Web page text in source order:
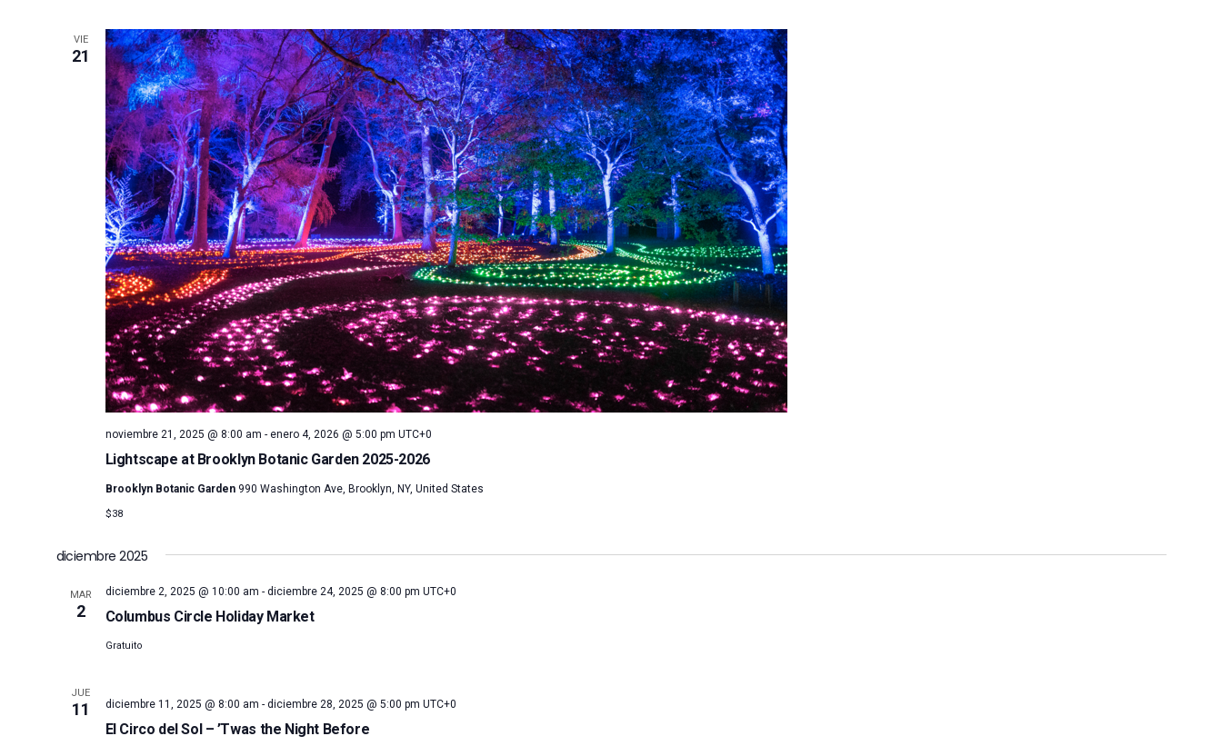
VIE
21
Lightscape at Brooklyn Botanic Garden 2025-2026
noviembre 21, 2025 @ 8:00 am - enero 4, 2026 @ 5:00 pm UTC+0
Brooklyn Botanic Garden 990 Washington Ave, Brooklyn, NY, United States
$38
diciembre 2025
MAR
2 Columbus Circle Holiday Market
diciembre 2, 2025 @ 10:00 am - diciembre 24, 2025 @ 8:00 pm UTC+0
Gratuito
JUE
11
El Circo del Sol – ’Twas the Night Before
diciembre 11, 2025 @ 8:00 am - diciembre 28, 2025 @ 5:00 pm UTC+0